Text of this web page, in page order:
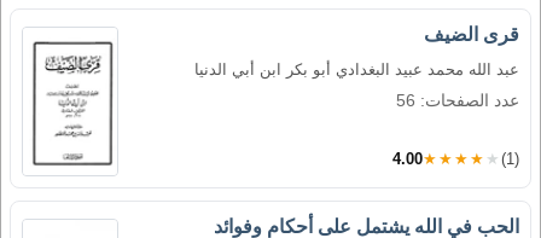
قرى الضيف
عبد الله محمد عبيد البغدادي أبو بكر ابن أبي الدنيا
عدد الصفحات: 56
4.00★★★★★ (1)
الحب في الله يشتمل على أحكام وفوائد